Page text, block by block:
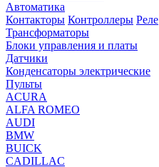
Автоматика
Контакторы Контроллеры Реле
Трансформаторы
Блоки управления и платы
Датчики
Конденсаторы электрические
Пульты
ACURA
ALFA ROMEO
AUDI
BMW
BUICK
CADILLAC